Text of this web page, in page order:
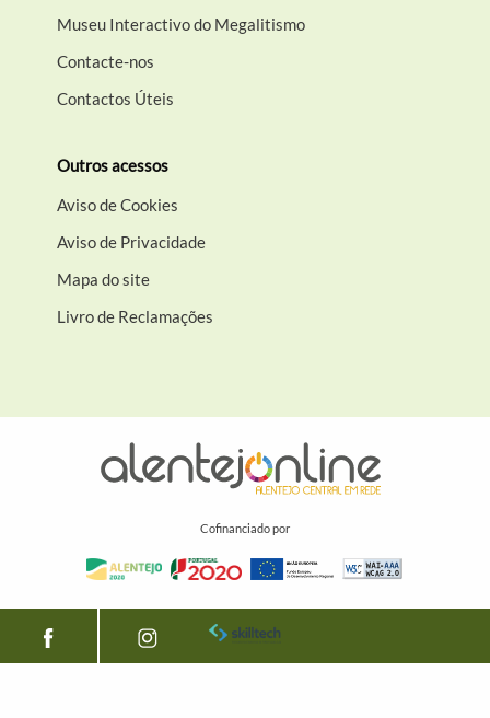
Museu Interactivo do Megalitismo
Contacte-nos
Contactos Úteis
Outros acessos
Aviso de Cookies
Aviso de Privacidade
Mapa do site
Livro de Reclamações
Cofinanciado por